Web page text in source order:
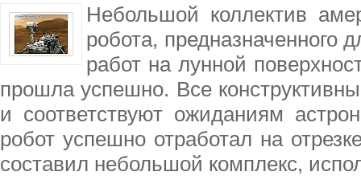
Небольшой коллектив
робота, предназначенного
работ на лунной
прошла успешно. Все
и соответствуют ожиданиям
робот успешно отработал на
составил небольшой комплекс,